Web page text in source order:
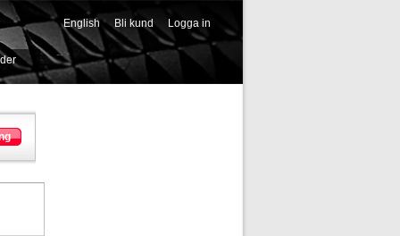
English Bli kund Logga in
-->